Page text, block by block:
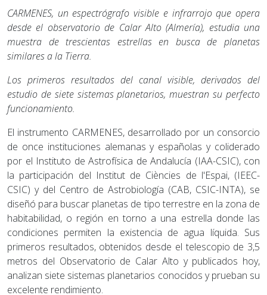
CARMENES, un espectrógrafo visible e infrarrojo que opera
desde el observatorio de Calar Alto (Almería), estudia una
muestra de trescientas estrellas en busca de planetas
similares a la Tierra.
Los primeros resultados del canal visible, derivados del
estudio de siete sistemas planetarios, muestran su perfecto
funcionamiento.
El instrumento CARMENES, desarrollado por un consorcio
de once instituciones alemanas y españolas y coliderado
por el Instituto de Astrofísica de Andalucía (IAA-CSIC), con
la participación del Institut de Ciències de l'Espai, (IEEC-
CSIC) y del Centro de Astrobiología (CAB, CSIC-INTA), se
diseñó para buscar planetas de tipo terrestre en la zona de
habitabilidad, o región en torno a una estrella donde las
condiciones permiten la existencia de agua líquida. Sus
primeros resultados, obtenidos desde el telescopio de 3,5
metros del Observatorio de Calar Alto y publicados hoy,
analizan siete sistemas planetarios conocidos y prueban su
excelente rendimiento.